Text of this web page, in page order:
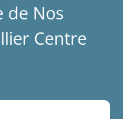
de Nos
Centre